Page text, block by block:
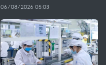
06/08/2026 05:03